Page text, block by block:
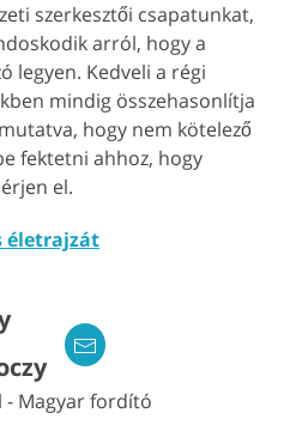
szerkesztői csapatunkat,
arról, hogy a
legyen. Kedveli a régi
mindig összehasonlítja
hogy nem kötelező
fektetni ahhoz, hogy
el.
életrajzát
- Magyar fordító